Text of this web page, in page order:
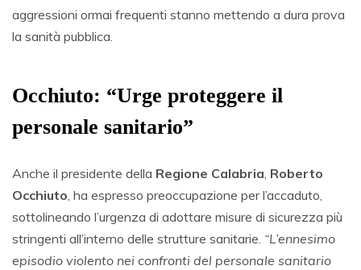
aggressioni ormai frequenti stanno mettendo a dura prova
la sanità pubblica.
Occhiuto: “Urge proteggere il
personale sanitario”
Anche il presidente della Regione Calabria, Roberto
Occhiuto, ha espresso preoccupazione per l’accaduto,
sottolineando l’urgenza di adottare misure di sicurezza più
stringenti all’interno delle strutture sanitarie. “L’ennesimo
episodio violento nei confronti del personale sanitario